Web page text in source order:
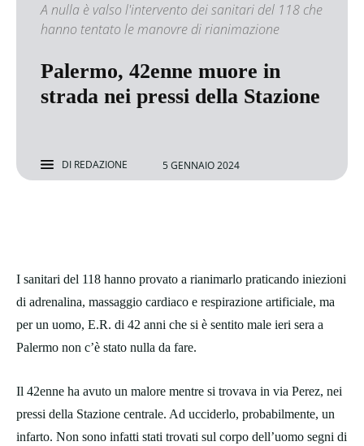
A nulla è valso l'intervento dei sanitari del 118 che
hanno tentato le manovre di rianimazione
Palermo, 42enne muore in
strada nei pressi della Stazione
DI REDAZIONE 5 GENNAIO 2024
I sanitari del 118 hanno provato a rianimarlo praticando iniezioni
di adrenalina, massaggio cardiaco e respirazione artificiale, ma
per un uomo, E.R. di 42 anni che si è sentito male ieri sera a
Palermo non c’è stato nulla da fare.
Il 42enne ha avuto un malore mentre si trovava in via Perez, nei
pressi della Stazione centrale. Ad ucciderlo, probabilmente, un
infarto. Non sono infatti stati trovati sul corpo dell’uomo segni di